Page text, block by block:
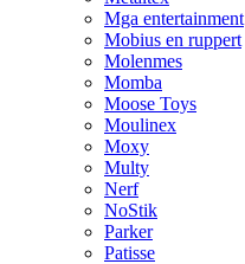
Mga entertainment
Mobius en ruppert
Molenmes
Momba
Moose Toys
Moulinex
Moxy
Multy
Nerf
NoStik
Parker
Patisse